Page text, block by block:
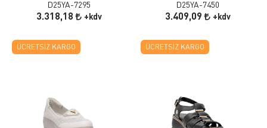
D25YA-7295
3.318,18 +kdv
D25YA-7450
3.409,09 +kdv
ÜCRETSIZ KARGO ÜCRETSIZ KARGO